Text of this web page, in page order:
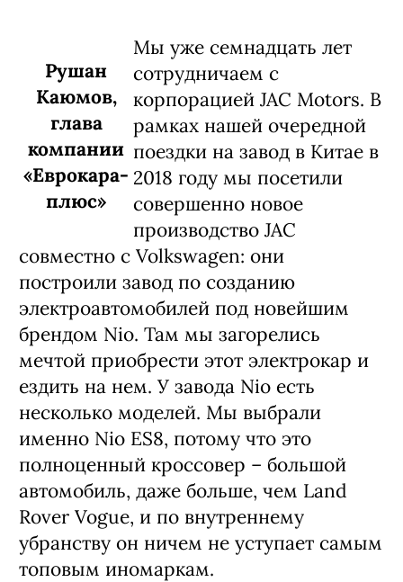
Рушан
Каюмов,
глава
компании
«Еврокара-
плюс»
Мы уже семнадцать лет
сотрудничаем с
корпорацией JAC Motors. В
рамках нашей очередной
поездки на завод в Китае в
2018 году мы посетили
совершенно новое
производство JAC
совместно с Volkswagen: они
построили завод по созданию
электроавтомобилей под новейшим
брендом Nio. Там мы загорелись
мечтой приобрести этот электрокар и
ездить на нем. У завода Nio есть
несколько моделей. Мы выбрали
именно Nio ES8, потому что это
полноценный кроссовер – большой
автомобиль, даже больше, чем Land
Rover Vogue, и по внутреннему
убранству он ничем не уступает самым
топовым иномаркам.